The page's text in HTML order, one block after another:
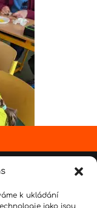
k ukládání
jako jsou